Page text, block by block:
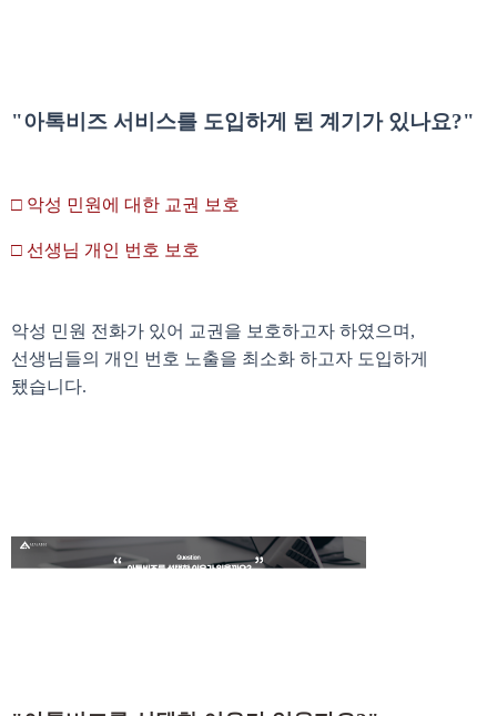
"아톡비즈 서비스를 도입하게 된 계기가 있나요?"
□ 악성 민원에 대한 교권 보호
□ 선생님 개인 번호 보호
악성 민원 전화가 있어 교권을 보호하고자 하였으며,
선생님들의 개인 번호 노출을 최소화 하고자 도입하게
됐습니다.